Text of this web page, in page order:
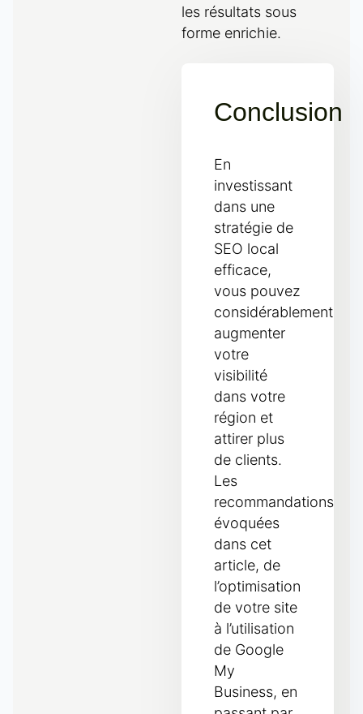
les résultats sous
forme enrichie.
Conclusion
En
investissant
dans une
stratégie de
SEO local
efficace,
vous pouvez
considérablement
augmenter
votre
visibilité
dans votre
région et
attirer plus
de clients.
Les
recommandations
évoquées
dans cet
article, de
l’optimisation
de votre site
à l’utilisation
de Google
My
Business, en